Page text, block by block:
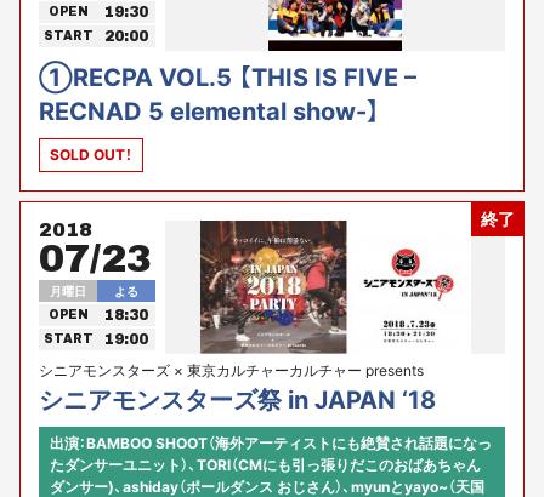
OPEN 19:30
START 20:00
①RECPA VOL.5 【THIS IS FIVE –
RECNAD 5 elemental show-】
SOLD OUT！
終了
2018
07/23
月曜日 よる
OPEN 18:30
START 19:00
シニアモンスターズ × 東京カルチャーカルチャー presents
シニアモンスターズ祭 in JAPAN ‘18
出演：BAMBOO SHOOT（海外アーティストにも絶賛され話題になっ
たダンサーユニット）、TORI（CMにも引っ張りだこのおばあちゃん
ダンサー)、ashiday（ポールダンス おじさん）、myunとyayo~（天国